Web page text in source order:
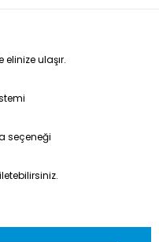
elinize ulaşır.
seçeneği